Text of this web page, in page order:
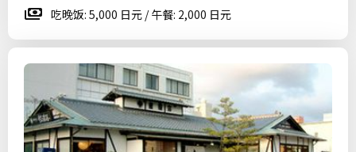
吃晚饭: 5,000 日元 / 午餐: 2,000 日元